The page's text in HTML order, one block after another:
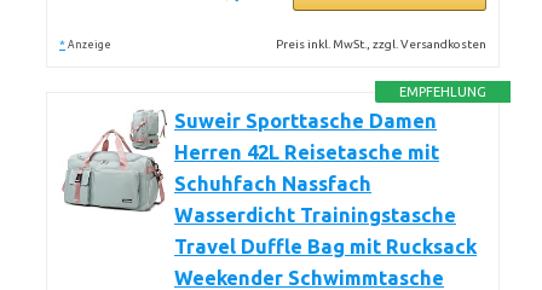
* Anzeige Preis inkl. MwSt., zzgl. Versandkosten
EMPFEHLUNG
Suweir Sporttasche Damen
Herren 42L Reisetasche mit
Schuhfach Nassfach
Wasserdicht Trainingstasche
Travel Duffle Bag mit Rucksack
Weekender Schwimmtasche